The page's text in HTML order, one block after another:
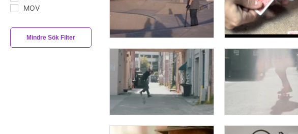
MOV
Mindre Sök Filter